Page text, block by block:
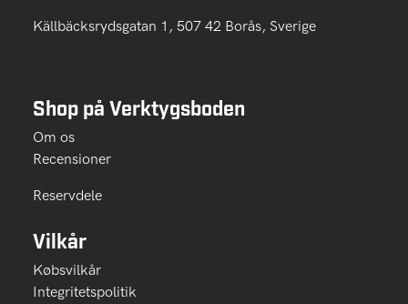
Källbäcksrydsgatan 1, 507 42 Borås, Sverige
Shop på Verktygsboden
Om os
Recensioner
Reservdele
Vilkår
Købsvilkår
Integritetspolitik